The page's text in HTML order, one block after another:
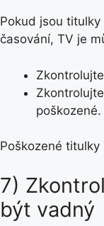
Pokud jsou
časování, TV je
poškozené.
Poškozené
7)
být vadný